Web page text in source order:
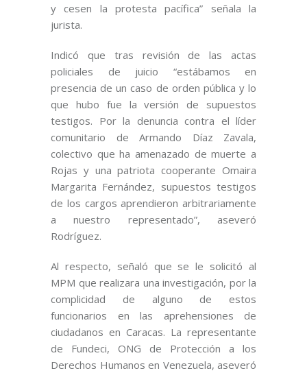
y cesen la protesta pacífica” señala la
jurista.
Indicó que tras revisión de las actas
policiales de juicio “estábamos en
presencia de un caso de orden pública y lo
que hubo fue la versión de supuestos
testigos. Por la denuncia contra el líder
comunitario de Armando Díaz Zavala,
colectivo que ha amenazado de muerte a
Rojas y una patriota cooperante Omaira
Margarita Fernández, supuestos testigos
de los cargos aprendieron arbitrariamente
a nuestro representado”, aseveró
Rodríguez.
Al respecto, señaló que se le solicitó al
MPM que realizara una investigación, por la
complicidad de alguno de estos
funcionarios en las aprehensiones de
ciudadanos en Caracas. La representante
de Fundeci, ONG de Protección a los
Derechos Humanos en Venezuela, aseveró